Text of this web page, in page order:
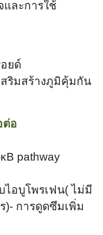
ละการใช้
ยด์
สริมสร้างภูมิคุ้มกัน
ต่อ
pathway
ไอบูโพรเฟน( ไม่มี
)- การดูดซึมเพิ่ม